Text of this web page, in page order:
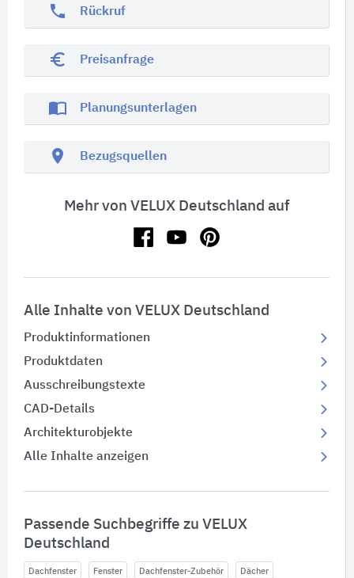
phone Rückruf
euro_symbol Preisanfrage
import_contacts Planungsunterlagen
location_on Bezugsquellen
Mehr von VELUX Deutschland auf
Alle Inhalte von VELUX Deutschland
Produktinformationen
Produktdaten
Ausschreibungstexte
CAD-Details
Architekturobjekte
Alle Inhalte anzeigen
Passende Suchbegriffe zu VELUX
Deutschland
Dachfenster Fenster Dachfenster-Zubehör Dächer